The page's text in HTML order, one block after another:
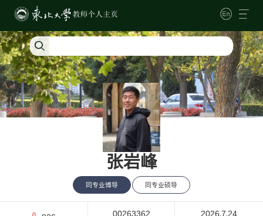
张岩峰
同专业博导 同专业硕导
00263362 2026-7-24